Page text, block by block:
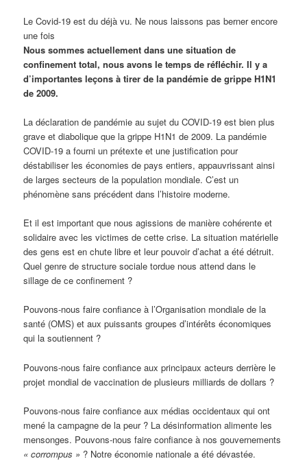
Le Covid-19 est du déjà vu. Ne nous laissons pas berner encore
une fois
Nous sommes actuellement dans une situation de
confinement total, nous avons le temps de réfléchir. Il y a
d’importantes leçons à tirer de la pandémie de grippe H1N1
de 2009.
La déclaration de pandémie au sujet du COVID-19 est bien plus
grave et diabolique que la grippe H1N1 de 2009. La pandémie
COVID-19 a fourni un prétexte et une justification pour
déstabiliser les économies de pays entiers, appauvrissant ainsi
de larges secteurs de la population mondiale. C’est un
phénomène sans précédent dans l’histoire moderne.
Et il est important que nous agissions de manière cohérente et
solidaire avec les victimes de cette crise. La situation matérielle
des gens est en chute libre et leur pouvoir d’achat a été détruit.
Quel genre de structure sociale tordue nous attend dans le
sillage de ce confinement ?
Pouvons-nous faire confiance à l’Organisation mondiale de la
santé (OMS) et aux puissants groupes d’intérêts économiques
qui la soutiennent ?
Pouvons-nous faire confiance aux principaux acteurs derrière le
projet mondial de vaccination de plusieurs milliards de dollars ?
Pouvons-nous faire confiance aux médias occidentaux qui ont
mené la campagne de la peur ? La désinformation alimente les
mensonges. Pouvons-nous faire confiance à nos gouvernements
« corrompus » ? Notre économie nationale a été dévastée.